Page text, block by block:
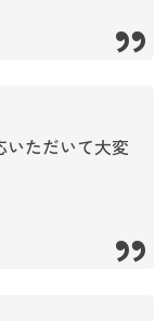
ただいて大変